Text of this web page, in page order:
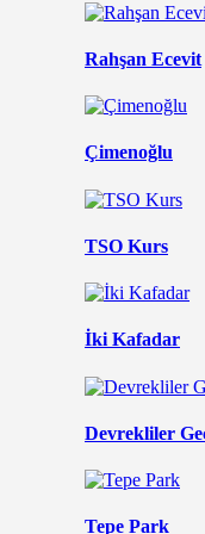
Rahşan Ecevit
Çimenoğlu
TSO Kurs
İki Kafadar
Devrekliler
Tepe Park